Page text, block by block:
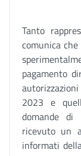
Tanto
comunica
pagamento
2023 e
domande di
ricevuto un
informati